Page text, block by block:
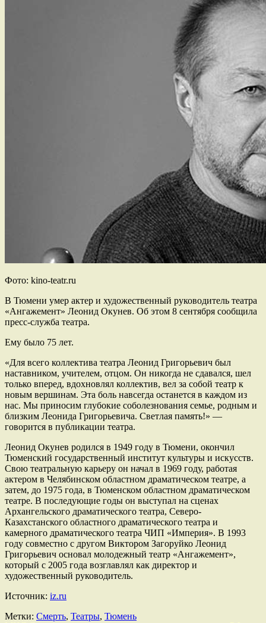
Фото: kino-teatr.ru
В Тюмени умер актер и художественный руководитель театра
«Ангажемент» Леонид Окунев. Об этом 8 сентября сообщила
пресс-служба театра.
Ему было 75 лет.
«Для всего коллектива театра Леонид Григорьевич был
наставником, учителем, отцом. Он никогда не сдавался, шел
только вперед, вдохновлял коллектив, вел за собой театр к
новым вершинам. Эта боль навсегда останется в каждом из
нас. Мы приносим глубокие соболезнования семье, родным и
близким Леонида Григорьевича. Светлая память!» —
говорится в публикации театра.
Леонид Окунев родился в 1949 году в Тюмени, окончил
Тюменский государственный институт культуры и искусств.
Свою театральную карьеру он начал в 1969 году, работая
актером в Челябинском областном драматическом театре, а
затем, до 1975 года, в Тюменском областном драматическом
театре. В последующие годы он выступал на сценах
Архангельского драматического театра, Северо-
Казахстанского областного драматического театра и
камерного драматического театра ЧИП «Империя». В 1993
году совместно с другом Виктором Загоруйко Леонид
Григорьевич основал молодежный театр «Ангажемент»,
который с 2005 года возглавлял как директор и
художественный руководитель.
Источник: iz.ru
Метки: Смерть, Театры, Тюмень